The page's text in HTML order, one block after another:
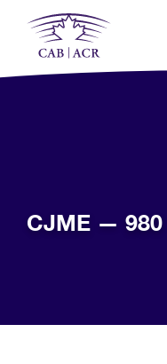
Skip
to
main
CJME — 980